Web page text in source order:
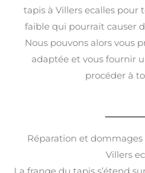
tapis à Villers ecalles
faible qui pourrait causer
Nous pouvons alors vous
adaptée et vous fournir
procéder à
Réparation et
Villers